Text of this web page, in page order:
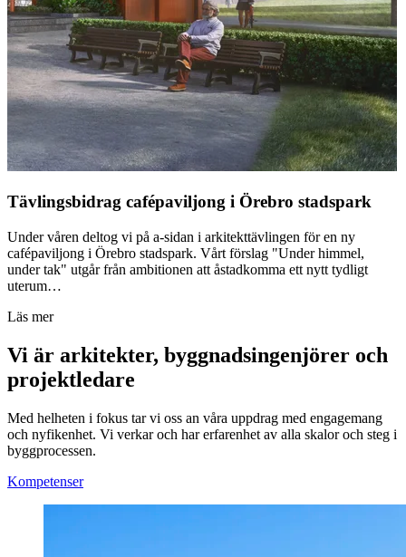
Tävlingsbidrag cafépaviljong i Örebro stadspark
Under våren deltog vi på a-sidan i arkitekttävlingen för en ny
cafépaviljong i Örebro stadspark. Vårt förslag "Under himmel,
under tak" utgår från ambitionen att åstadkomma ett nytt tydligt
uterum…
Läs mer
Vi är arkitekter, byggnadsingenjörer och
projektledare
Med helheten i fokus tar vi oss an våra uppdrag med engagemang
och nyfikenhet. Vi verkar och har erfarenhet av alla skalor och steg i
byggprocessen.
Kompetenser